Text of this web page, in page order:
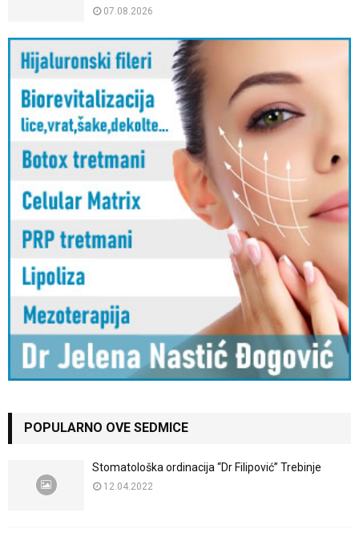
07.08.2026
POPULARNO OVE SEDMICE
Stomatološka ordinacija “Dr Filipović” Trebinje
12.04.2022